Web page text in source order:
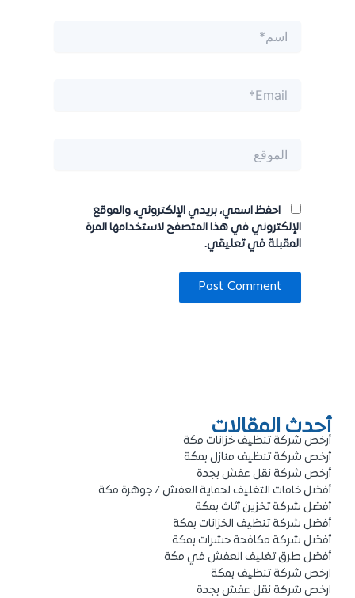
Email*
احفظ اسمي، بريدي الإلكتروني، والموقع
الإلكتروني في هذا المتصفح لاستخدامها المرة
المقبلة في تعليقي.
أحدث المقالات
أرخص شركة تنظيف خزانات مكة
أرخص شركة تنظيف منازل بمكة
أرخص شركة نقل عفش بجدة
أفضل خامات التغليف لحماية العفش / جوهرة مكة
أفضل شركة تخزين أثاث بمكة
أفضل شركة تنظيف الخزانات بمكة
أفضل شركة مكافحة حشرات بمكة
أفضل طرق تغليف العفش في مكة
ارخص شركة تنظيف بمكة
ارخص شركة نقل عفش بجدة